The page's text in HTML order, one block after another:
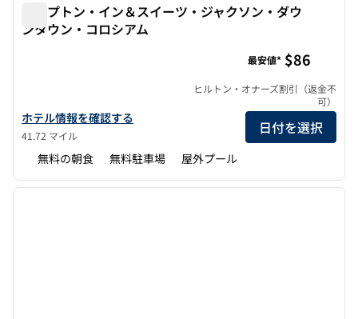
ハンプトン・イン＆スイーツ・ジャクソン・ダウ
ンタウン・コロシアム
ハンプトン・イン＆スイーツ・ジャクソン・ダウンタウン・コロ
ホテル情報を確認する
41.72 マイル
最安値* $86
ヒルトン・オナーズ割引（返金不
可）
日付を選択
無料の朝食 無料駐車場 屋外プール
1/12
1/12
前の画像 次の